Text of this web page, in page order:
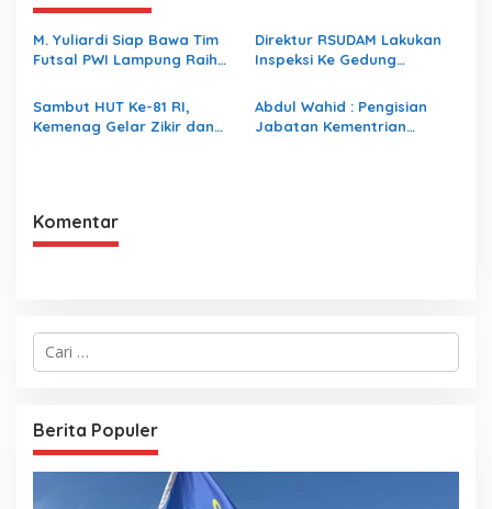
M. Yuliardi Siap Bawa Tim
Futsal PWI Lampung Raih
Porwanas 2027
Direktur RSUDAM Lakukan
Inspeksi Ke Gedung
Sambut HUT Ke-81 RI,
Kemenag Gelar Zikir dan
Abdul Wahid : Pengisian
Jabatan Kementrian
Komentar
C
u
n
t
Berita Populer